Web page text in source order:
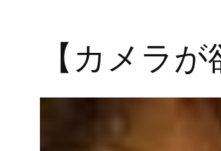
【カメラ